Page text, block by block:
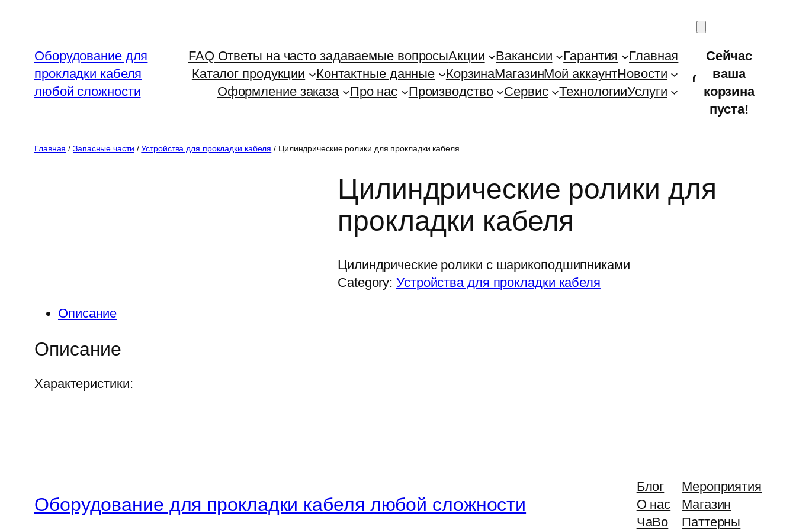
содержимому
Оборудование для
прокладки кабеля
любой сложности
FAQ Ответы на часто задаваемые вопросыАкции Вакансии Гарантия
Главная
Каталог продукции
Контактные данные КорзинаМагазинМой аккаунтНовости
Оформление заказа
Про нас Производство Сервис ТехнологииУслуги
Сейчас
ваша
корзина
пуста!
Главная /Запасные части /Устройства для прокладки кабеля / Цилиндрические ролики для прокладки кабеля
Цилиндрические ролики для
прокладки кабеля
Цилиндрические ролики с шарикоподшипниками
Category:Устройства для прокладки кабеля
Описание
Описание
Характеристики:
Оборудование для прокладки кабеля любой сложности
Блог
О нас
ЧаВо
Мероприятия
Магазин
Паттерны